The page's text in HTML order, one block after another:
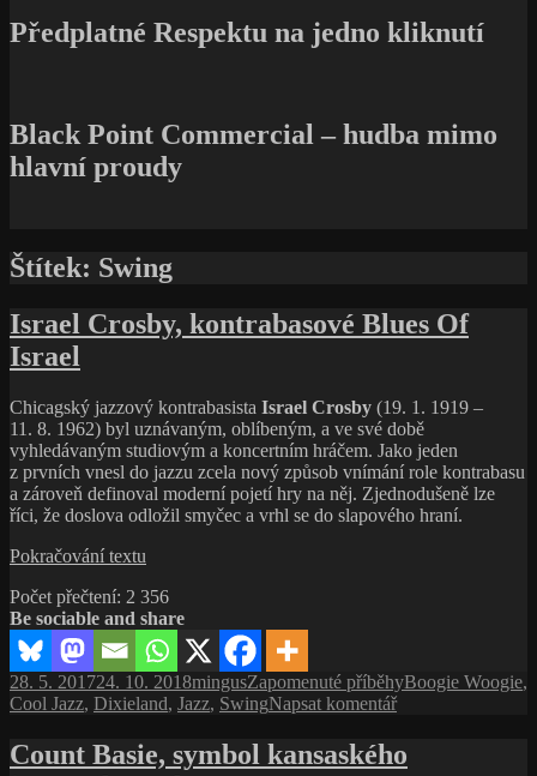
Předplatné Respektu na jedno kliknutí
Black Point Commercial – hudba mimo
hlavní proudy
Štítek: Swing
Israel Crosby, kontrabasové Blues Of
Israel
Chicagský jazzový kontrabasista Israel Crosby (19. 1. 1919 –
11. 8. 1962) byl uznávaným, oblíbeným, a ve své době
vyhledávaným studiovým a koncertním hráčem. Jako jeden
z prvních vnesl do jazzu zcela nový způsob vnímání role kontrabasu
a zároveň definoval moderní pojetí hry na něj. Zjednodušeně lze
říci, že doslova odložil smyčec a vrhl se do slapového hraní.
Pokračování textu
kontrabasové
Blues
Of
Israel
Počet přečtení: 2 356
Be sociable and share
Publikováno:
28. 5. 201724. 10. 2018Autor:
mingusRubriky:
Zapomenuté příběhyŠtítky:
Boogie Woogie,
Cool Jazz, Dixieland, Jazz, SwingNapsat komentářpro
názvem
Count Basie, symbol kansaského